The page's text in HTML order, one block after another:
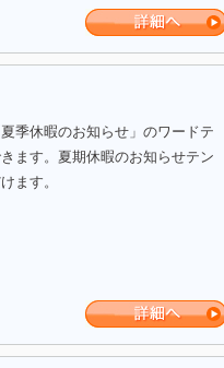
季休暇のお知らせ」のワードテ
ます。夏期休暇のお知らせテン
ます。